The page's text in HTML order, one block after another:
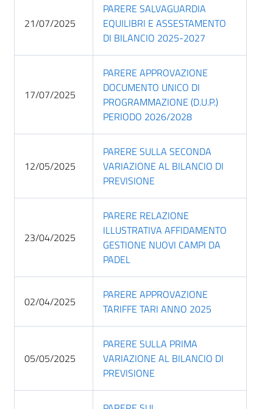
21/07/2025
PARERE SALVAGUARDIA
EQUILIBRI E ASSESTAMENTO
DI BILANCIO 2025-2027
17/07/2025
PARERE APPROVAZIONE
DOCUMENTO UNICO DI
PROGRAMMAZIONE (D.U.P.)
PERIODO 2026/2028
12/05/2025
PARERE SULLA SECONDA
VARIAZIONE AL BILANCIO DI
PREVISIONE
23/04/2025
PARERE RELAZIONE
ILLUSTRATIVA AFFIDAMENTO
GESTIONE NUOVI CAMPI DA
PADEL
02/04/2025
PARERE APPROVAZIONE
TARIFFE TARI ANNO 2025
05/05/2025
PARERE SULLA PRIMA
VARIAZIONE AL BILANCIO DI
PREVISIONE